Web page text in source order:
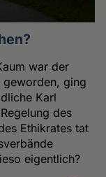
war der
geworden, ging
Karl
des
Ethikrates tat
eigentlich?